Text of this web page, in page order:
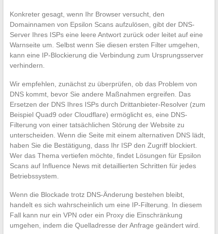
Konkreter gesagt, wenn Ihr Browser versucht, den
Domainnamen von Epsilon Scans aufzulösen, gibt der DNS-
Server Ihres ISPs eine leere Antwort zurück oder leitet auf eine
Warnseite um. Selbst wenn Sie diesen ersten Filter umgehen,
kann eine IP-Blockierung die Verbindung zum Ursprungsserver
verhindern.
Wir empfehlen, zunächst zu überprüfen, ob das Problem von
DNS kommt, bevor Sie andere Maßnahmen ergreifen. Das
Ersetzen der DNS Ihres ISPs durch Drittanbieter-Resolver (zum
Beispiel Quad9 oder Cloudflare) ermöglicht es, eine DNS-
Filterung von einer tatsächlichen Störung der Website zu
unterscheiden. Wenn die Seite mit einem alternativen DNS lädt,
haben Sie die Bestätigung, dass Ihr ISP den Zugriff blockiert.
Wer das Thema vertiefen möchte, findet Lösungen für Epsilon
Scans auf Influence News mit detaillierten Schritten für jedes
Betriebssystem.
Wenn die Blockade trotz DNS-Änderung bestehen bleibt,
handelt es sich wahrscheinlich um eine IP-Filterung. In diesem
Fall kann nur ein VPN oder ein Proxy die Einschränkung
umgehen, indem die Quelladresse der Anfrage geändert wird.